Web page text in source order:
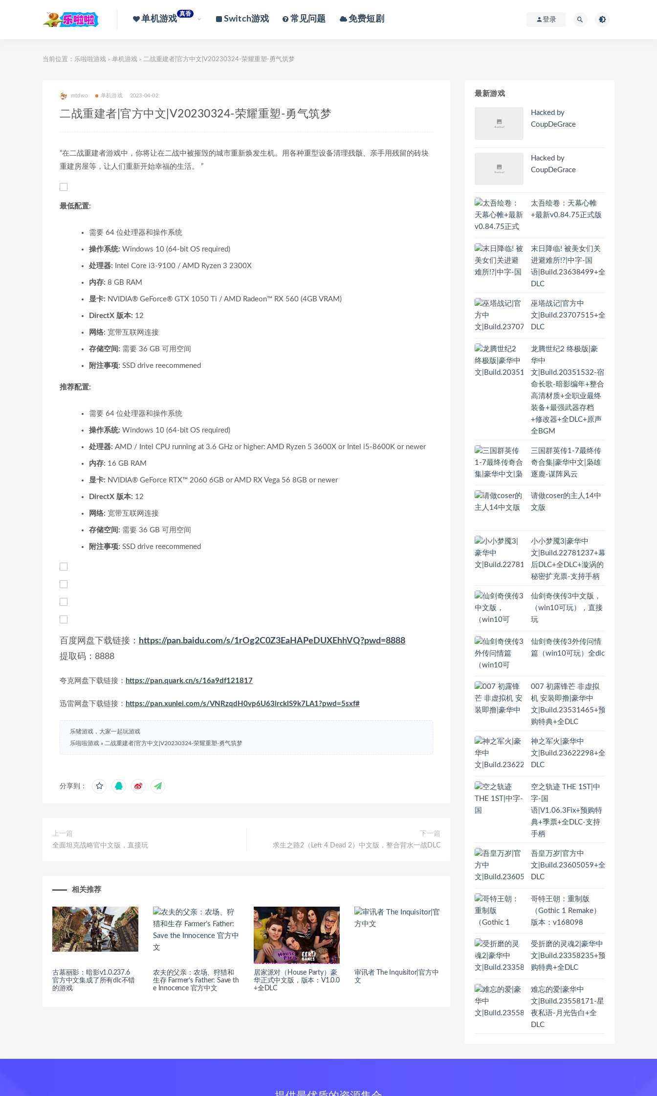
单机游戏
真香
Switch游戏 常见问题 免费短剧 登录
当前位置： 乐啦啦游戏 > 单机游戏 > 二战重建者|官方中文|V20230324-荣耀重塑-勇气筑梦
mtdwo 单机游戏 2023-04-02
二战重建者|官方中文|V20230324-荣耀重塑-勇气筑梦
“在二战重建者游戏中，你将让在二战中被摧毁的城市重新焕发生机。用各种重型设备清理残骸、亲手用残留的砖块
重建房屋等，让人们重新开始幸福的生活。 ”
最低配置:
需要 64 位处理器和操作系统
操作系统: Windows 10 (64-bit OS required)
处理器: Intel Core i3-9100 / AMD Ryzen 3 2300X
内存: 8 GB RAM
显卡: NVIDIA® GeForce® GTX 1050 Ti / AMD Radeon™ RX 560 (4GB VRAM)
DirectX 版本: 12
网络: 宽带互联网连接
存储空间: 需要 36 GB 可用空间
附注事项: SSD drive reecommened
推荐配置:
需要 64 位处理器和操作系统
操作系统: Windows 10 (64-bit OS required)
处理器: AMD / Intel CPU running at 3.6 GHz or higher: AMD Ryzen 5 3600X or Intel i5-8600K or newer
内存: 16 GB RAM
显卡: NVIDIA® GeForce RTX™ 2060 6GB or AMD RX Vega 56 8GB or newer
DirectX 版本: 12
网络: 宽带互联网连接
存储空间: 需要 36 GB 可用空间
附注事项: SSD drive reecommened
百度网盘下载链接：
https://pan.baidu.com/s/1rOg2C0Z3EaHAPeDUXEhhVQ?pwd=8888
提取码：8888
夸克网盘下载链接： https://pan.quark.cn/s/16a9df121817
迅雷网盘下载链接： https://pan.xunlei.com/s/VNRzqdH0vp6U63ircklS9k7LA1?pwd=5sxf#
乐猪游戏，大家一起玩游戏
乐啦啦游戏 » 二战重建者|官方中文|V20230324-荣耀重塑-勇气筑梦
分享到：
上一篇
全面坦克战略官中文版，直接玩
下一篇
求生之路2（Left 4 Dead 2）中文版，整合背水一战DLC
相关推荐
古墓丽影：暗影v1.0.237.6
官方中文集成了所有dlc不错
的游戏
农夫的父亲：农场、狩猎和
生存 Farmer’s Father: Save th
e Innocence 官方中文
居家派对（House Party）豪
华正式中文版，版本：V1.0.0
+全DLC
审讯者 The Inquisitor|官方中
文
最新游戏
Hacked by
CoupDeGrace
Hacked by
CoupDeGrace
太吾绘卷：天幕心帷
+最新v0.84.75正式版
末日降临! 被美女们关
进避难所!?|中字-国
语|Build.23638499+全
DLC
巫塔战记|官方中
文|Build.23707515+全
DLC
龙腾世纪2 终极版|豪
华中
文|Build.20351532-宿
命长歌-暗影编年+整合
高清材质+全职业最终
装备+最强武器存档
+修改器+全DLC+原声
全BGM
三国群英传1-7最终传
奇合集|豪华中文|枭雄
逐鹿-谋阵风云
请做coser的主人14中
文版
小小梦魇3|豪华中
文|Build.22781237+幕
后DLC+全DLC+漩涡的
秘密扩充票-支持手柄
仙剑奇侠传3中文版，
（win10可玩），直接
玩
仙剑奇侠传3外传问情
篇（win10可玩）全dlc
007 初露锋芒 非虚拟
机 安装即撸|豪华中
文|Build.23531465+预
购特典+全DLC
神之军火|豪华中
文|Build.23622298+全
DLC
空之轨迹 THE 1ST|中
字-国
语|V1.06.3Fix+预购特
典+季票+全DLC-支持
手柄
吾皇万岁|官方中
文|Build.23605059+全
DLC
哥特王朝：重制版
（Gothic 1 Remake）
版本：v168098
受折磨的灵魂2|豪华中
文|Build.23358235+预
购特典+全DLC
难忘的爱|豪华中
文|Build.23558171-星
夜私语-月光告白+全
DLC